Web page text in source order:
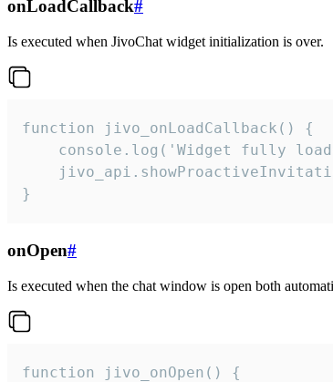
onLoadCallback#
Is executed when JivoChat widget initialization is over.
function jivo_onLoadCallback() {
console.log('Widget fully
}
onOpen#
Is executed when the chat window is open both
function jivo_onOpen() {